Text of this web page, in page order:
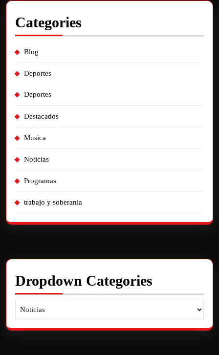
Categories
Blog
Deportes
Deportes
Destacados
Musica
Noticias
Programas
trabajo y soberania
Dropdown Categories